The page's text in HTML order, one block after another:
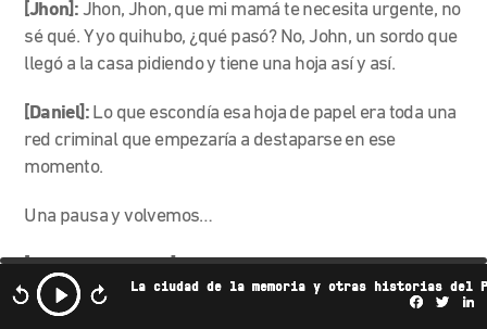
La ciudad de la memoria y otras historias del
[Jhon]: Jhon, Jhon, que mi mamá te necesita urgente, no
sé qué. Y yo quihubo, ¿qué pasó? No, John, un sordo que
llegó a la casa pidiendo y tiene una hoja así y así.
[Daniel]: Lo que escondía esa hoja de papel era toda una
red criminal que empezaría a destaparse en ese
momento.
Una pausa y volvemos…
[Dynamic Mid-Roll]
[Daniel]: Estamos de vuelta en Radio Ambulante. Soy